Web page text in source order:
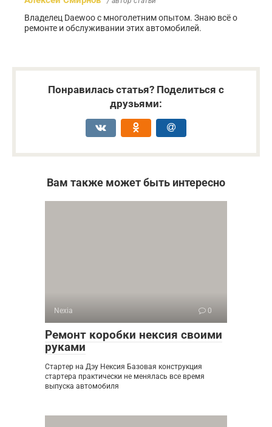
Владелец Daewoo с многолетним опытом. Знаю всё о
ремонте и обслуживании этих автомобилей.
Понравилась статья? Поделиться с
друзьями:
Вам также может быть интересно
Nexia 0
Ремонт коробки нексия своими
руками
Стартер на Дэу Нексия Базовая конструкция
стартера практически не менялась все время
выпуска автомобиля